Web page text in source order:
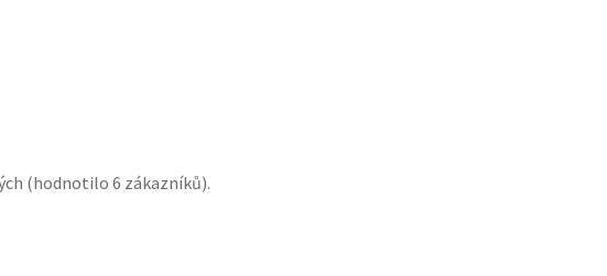
(hodnotilo6 zákazníků).